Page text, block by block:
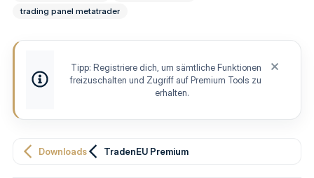
E
l
e
trading panel metatrader
Tipp: Registriere dich, um sämtliche Funktionen
freizuschalten und Zugriff auf Premium Tools zu
erhalten.
Downloads TradenEU Premium